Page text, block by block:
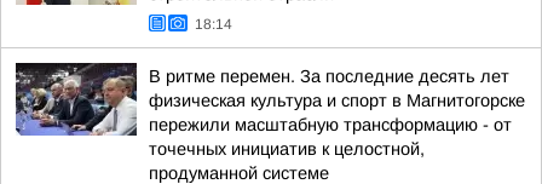
18:14
В ритме перемен. За последние десять лет
физическая культура и спорт в Магнитогорске
пережили масштабную трансформацию - от
точечных инициатив к целостной,
продуманной системе